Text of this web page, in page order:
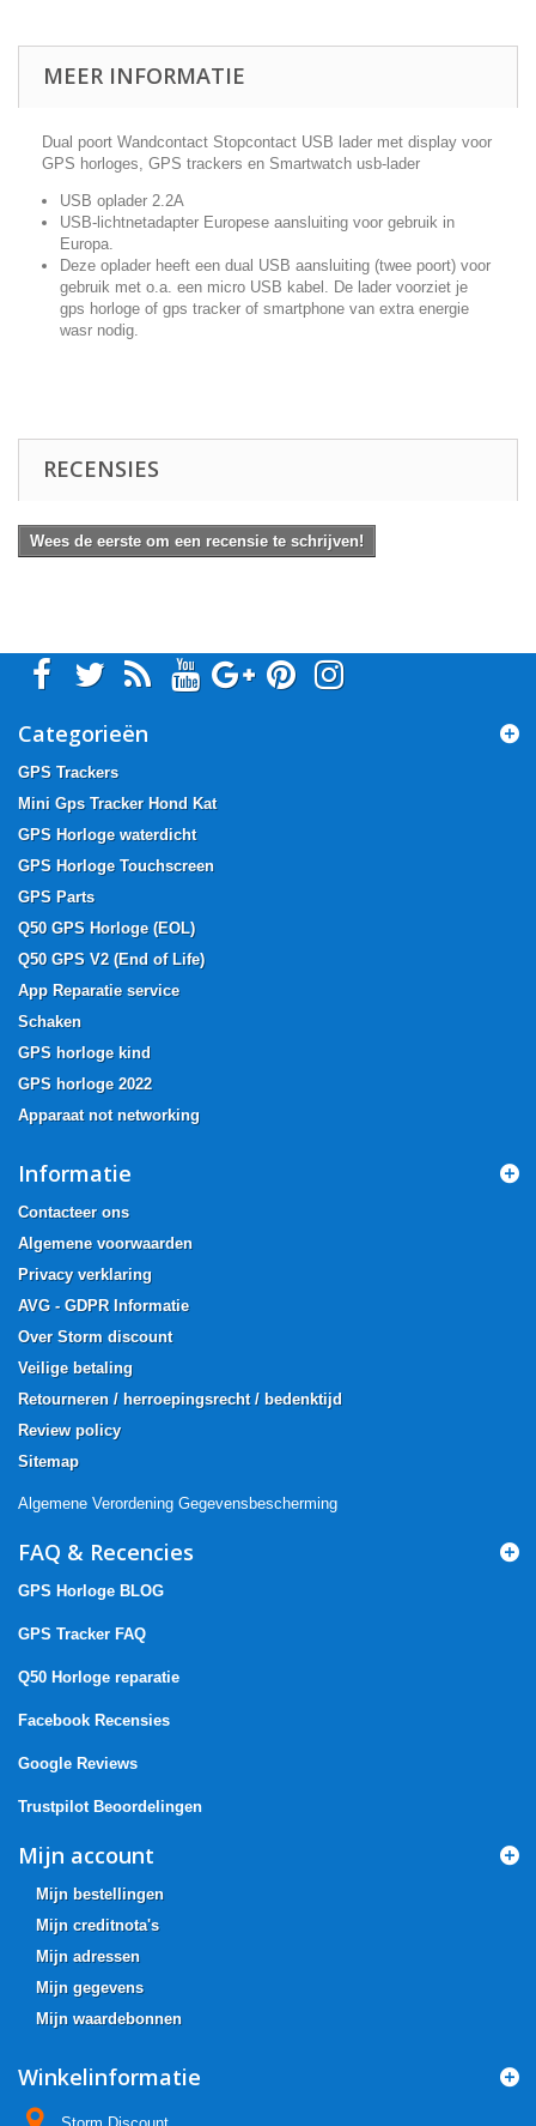
MEER INFORMATIE
Dual poort Wandcontact Stopcontact USB lader met display voor
GPS horloges, GPS trackers en Smartwatch usb-lader
USB oplader 2.2A
USB-lichtnetadapter Europese aansluiting voor gebruik in
Europa.
Deze oplader heeft een dual USB aansluiting (twee poort) voor
gebruik met o.a. een micro USB kabel. De lader voorziet je
gps horloge of gps tracker of smartphone van extra energie
wasr nodig.
RECENSIES
Wees de eerste om een recensie te schrijven!
Categorieën
GPS Trackers
Mini Gps Tracker Hond Kat
GPS Horloge waterdicht
GPS Horloge Touchscreen
GPS Parts
Q50 GPS Horloge (EOL)
Q50 GPS V2 (End of Life)
App Reparatie service
Schaken
GPS horloge kind
GPS horloge 2022
Apparaat not networking
Informatie
Contacteer ons
Algemene voorwaarden
Privacy verklaring
AVG - GDPR Informatie
Over Storm discount
Veilige betaling
Retourneren / herroepingsrecht / bedenktijd
Review policy
Sitemap
Algemene Verordening Gegevensbescherming
FAQ & Recencies
GPS Horloge BLOG
GPS Tracker FAQ
Q50 Horloge reparatie
Facebook Recensies
Google Reviews
Trustpilot Beoordelingen
Mijn account
Mijn bestellingen
Mijn creditnota's
Mijn adressen
Mijn gegevens
Mijn waardebonnen
Winkelinformatie